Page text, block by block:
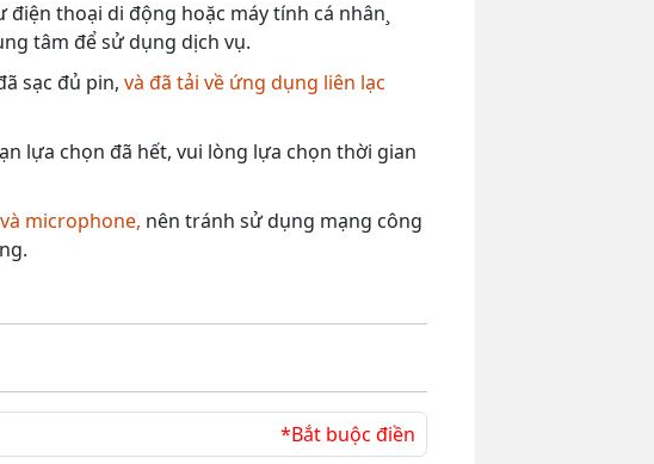
thoại di động hoặc máy tính cá nhân¸
tâm để sử dụng dịch vụ.
sạc đủ pin, và đã tải về ứng dụng liên lạc
lựa chọn đã hết, vui lòng lựa chọn thời gian
microphone, nên tránh sử dụng mạng công
*Bắt buộc điền